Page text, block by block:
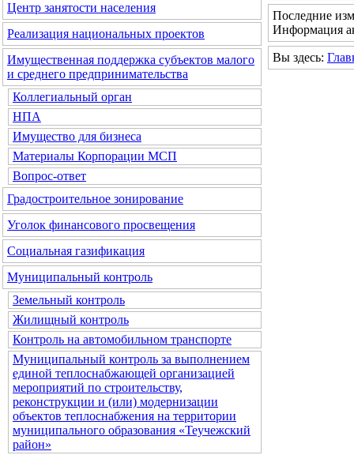
Центр занятости населения
Реализация национальных проектов
Имущественная поддержка субъектов малого
и среднего предпринимательства
Коллегиальный орган
НПА
Имущество для бизнеса
Материалы Корпорации МСП
Вопрос-ответ
Градостроительное зонирование
Уголок финансового просвещения
Социальная газификация
Муниципальный контроль
Земельный контроль
Жилищный контроль
Контроль на автомобильном транспорте
Муниципальный контроль за выполнением
единой теплоснабжающей организацией
мероприятий по строительству,
реконструкции и (или) модернизации
объектов теплоснабжения на территории
муниципального образования «Теучежский
район»
Последние
Информация
Вы здесь: